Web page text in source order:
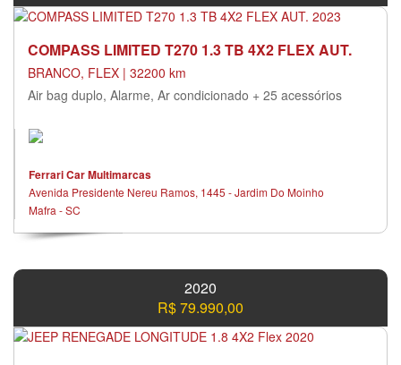
COMPASS LIMITED T270 1.3 TB 4X2 FLEX AUT.
BRANCO, FLEX | 32200 km
Air bag duplo, Alarme, Ar condicionado + 25 acessórios
Ferrari Car Multimarcas
Avenida Presidente Nereu Ramos, 1445 - Jardim Do Moinho
Mafra - SC
2020
R$ 79.990,00